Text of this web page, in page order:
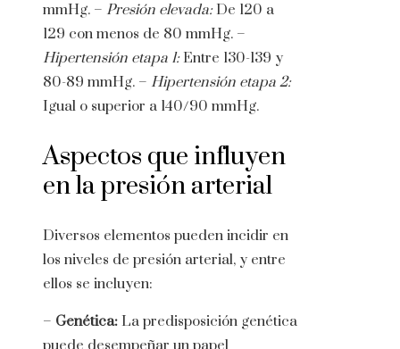
mmHg. – Presión elevada:De 120 a
129 con menos de 80 mmHg. –
Hipertensión etapa 1:Entre 130-139 y
80-89 mmHg. – Hipertensión etapa 2:
Igual o superior a 140/90 mmHg.
Aspectos que influyen
en la presión arterial
Diversos elementos pueden incidir en
los niveles de presión arterial, y entre
ellos se incluyen:
– Genética: La predisposición genética